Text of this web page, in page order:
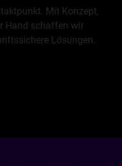
Mit Konzept,
Hand schaffen wir
Lösungen.